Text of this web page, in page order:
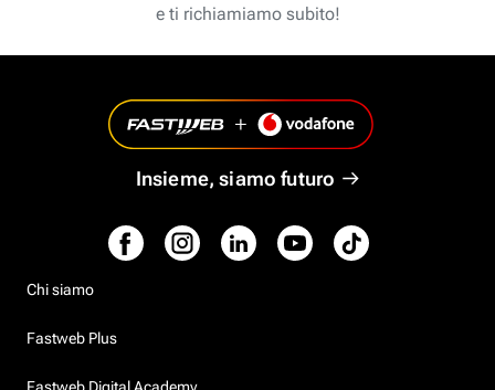
e ti richiamiamo subito!
Insieme, siamo futuro
Chi siamo
Fastweb Plus